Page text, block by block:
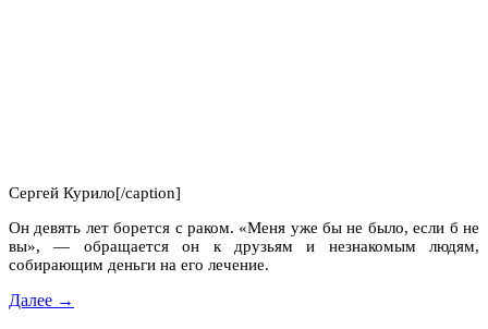
Сергей Курило[/caption]
Он девять лет борется с раком. «Меня уже бы не было, если б не
вы», — обращается он к друзьям и незнакомым людям,
собирающим деньги на его лечение.
Далее →